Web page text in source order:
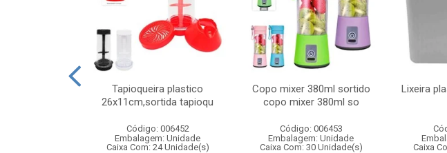
Tapioqueira plastico
26x11cm,sortida tapioqu
Código: 006452
Embalagem: Unidade
Caixa Com: 24 Unidade(s)
Copo mixer 380ml sortido
copo mixer 380ml so
Código: 006453
Embalagem: Unidade
Caixa Com: 30 Unidade(s)
Lixeira
Caixa